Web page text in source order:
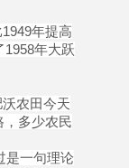
年提高
年大跃
农田今天
多少农民
一句理论